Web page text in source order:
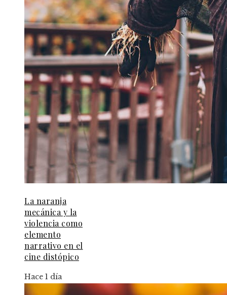
La naranja
mecánica y la
violencia como
elemento
narrativo en el
cine distópico
Hace 1 día